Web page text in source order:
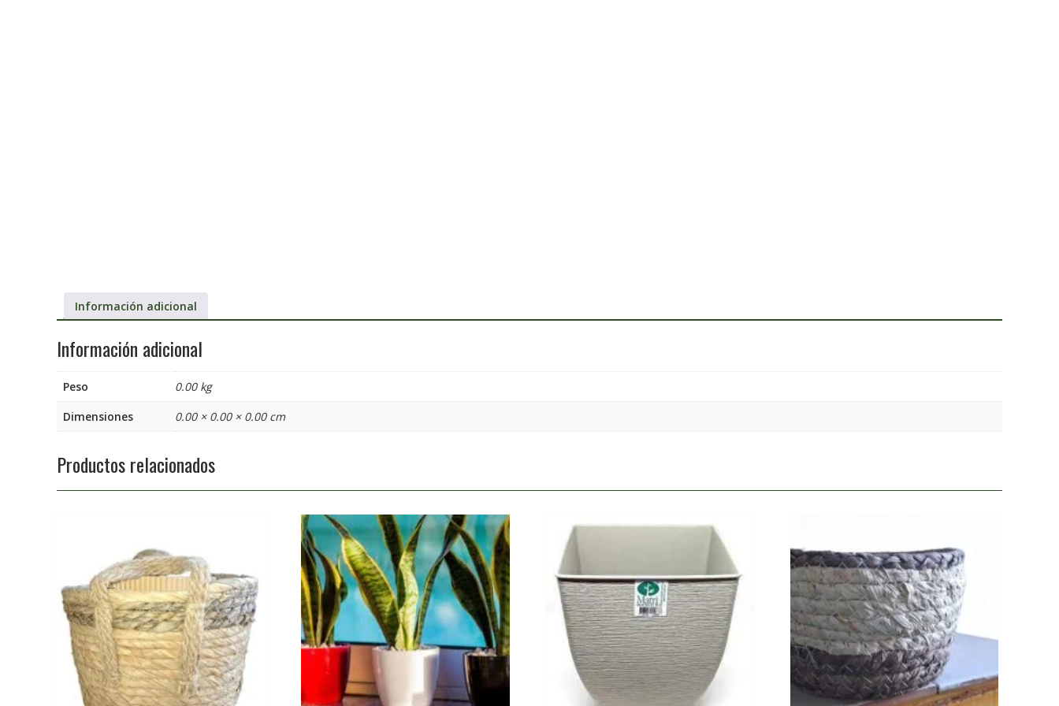
Información adicional
Información adicional
Peso
0.00 kg
Dimensiones
0.00 × 0.00 × 0.00 cm
Productos relacionados